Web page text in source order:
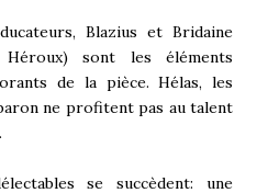
Blazius et Bridaine
sont les éléments
de la pièce. Hélas, les
ne profitent pas au talent
se succèdent: une